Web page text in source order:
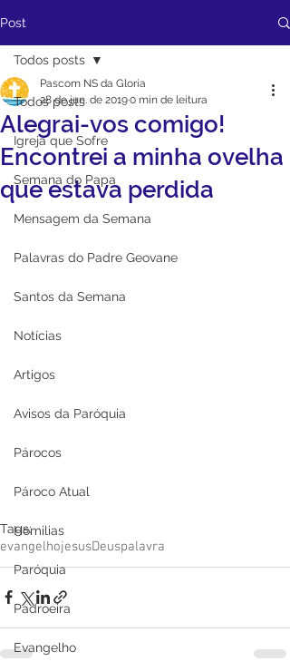
Post
Todos posts
Igreja que Sofre
Semana do Papa
Mensagem da Semana
Palavras do Padre Geovane
Santos da Semana
Notícias
Artigos
Avisos da Paróquia
Párocos
Pároco Atual
Homilias
Paróquia
Padroeira
Evangelho
Todos posts
Alegrai-vos comigo!
Encontrei a minha ovelha
que estava perdida
Pascom NS da Gloria
28 de jun. de 20190 min de leitura
Tags:
evangelhojesusDeuspalavra